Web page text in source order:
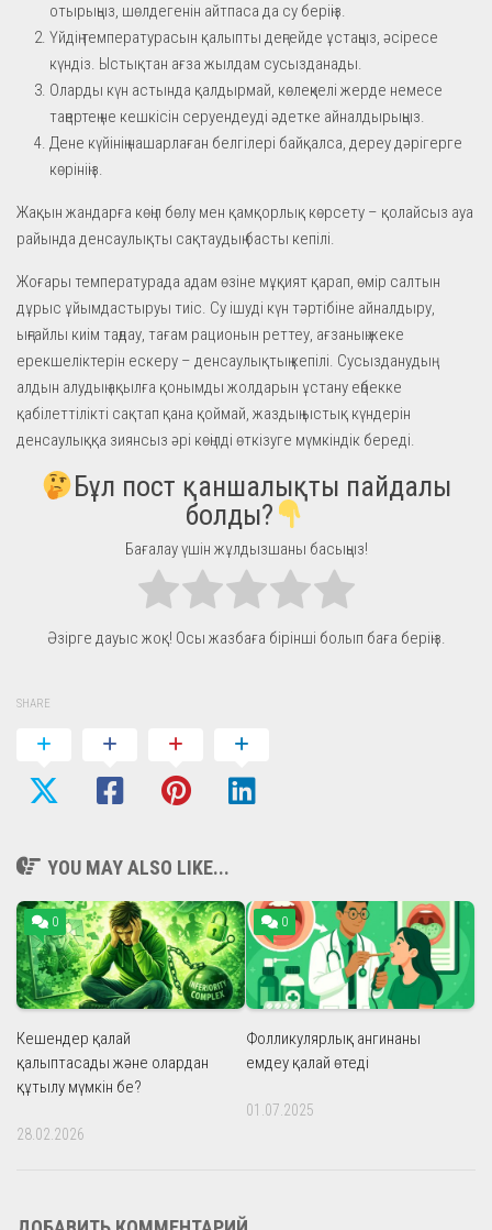
отырыңыз, шөлдегенін айтпаса да су беріңіз.
Үйдің температурасын қалыпты деңгейде ұстаңыз, әсіресе
күндіз. Ыстықтан ағза жылдам сусызданады.
Оларды күн астында қалдырмай, көлеңкелі жерде немесе
таңертең не кешкісін серуендеуді әдетке айналдырыңыз.
Дене күйінің нашарлаған белгілері байқалса, дереу дәрігерге
көрініңіз.
Жақын жандарға көңіл бөлу мен қамқорлық көрсету – қолайсыз ауа
райында денсаулықты сақтаудың басты кепілі.
Жоғары температурада адам өзіне мұқият қарап, өмір салтын
дұрыс ұйымдастыруы тиіс. Су ішуді күн тәртібіне айналдыру,
ыңғайлы киім таңдау, тағам рационын реттеу, ағзаның жеке
ерекшеліктерін ескеру – денсаулықтың кепілі. Сусызданудың
алдын алудың ақылға қонымды жолдарын ұстану еңбекке
қабілеттілікті сақтап қана қоймай, жаздың ыстық күндерін
денсаулыққа зиянсыз әрі көңілді өткізуге мүмкіндік береді.
Бұл пост қаншалықты пайдалы
болды?
Бағалау үшін жұлдызшаны басыңыз!
Әзірге дауыс жоқ! Осы жазбаға бірінші болып баға беріңіз.
SHARE
YOU MAY ALSO LIKE...
0
Кешендер қалай
қалыптасады және олардан
құтылу мүмкін бе?
28.02.2026
0
Фолликулярлық ангинаны
емдеу қалай өтеді
01.07.2025